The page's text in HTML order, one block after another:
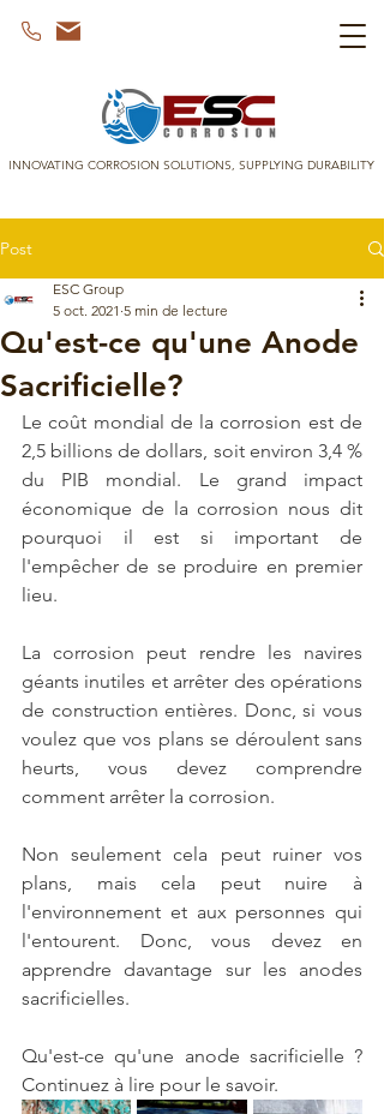
INNOVATING CORROSION SOLUTIONS, SUPPLYING DURABILITY
Post
Qu'est-ce qu'une Anode
Sacrificielle?
ESC Group
5 oct. 2021 5 min de lecture
Le coût mondial de la corrosion est de
2,5 billions de dollars, soit environ 3,4 %
du PIB mondial. Le grand impact
économique de la corrosion nous dit
pourquoi il est si important de
l'empêcher de se produire en premier
lieu.
La corrosion peut rendre les navires
géants inutiles et arrêter des opérations
de construction entières. Donc, si vous
voulez que vos plans se déroulent sans
heurts, vous devez comprendre
comment arrêter la corrosion.
Non seulement cela peut ruiner vos
plans, mais cela peut nuire à
l'environnement et aux personnes qui
l'entourent. Donc, vous devez en
apprendre davantage sur les anodes
sacrificielles.
Qu'est-ce qu'une anode sacrificielle ?
Continuez à lire pour le savoir.